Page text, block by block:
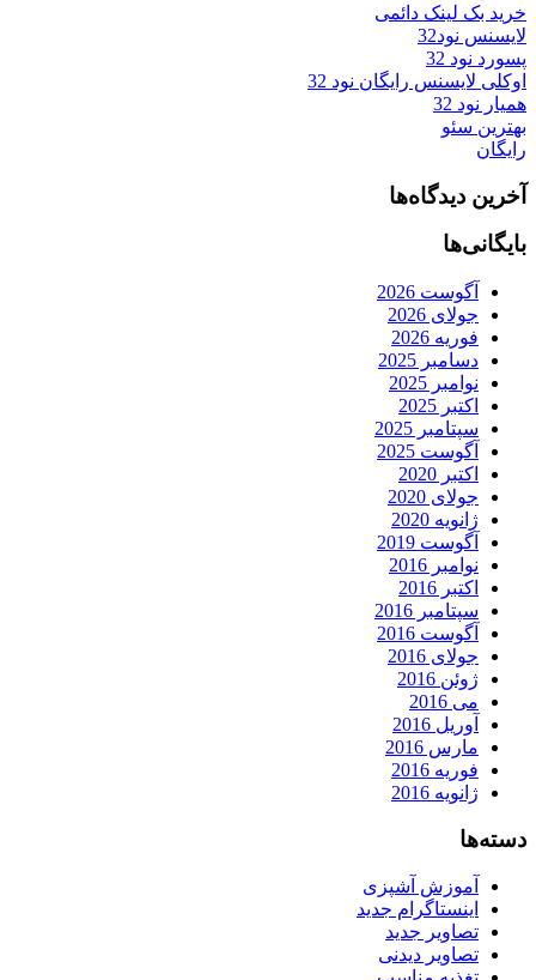
خرید بک لینک دائمی
لایسنس نود32
پسورد نود 32
اوکلی لایسنس رایگان نود 32
همیار نود 32
بهترین سئو
رایگان
آخرین دیدگاه‌ها
بایگانی‌ها
آگوست 2026
جولای 2026
فوریه 2026
دسامبر 2025
نوامبر 2025
اکتبر 2025
سپتامبر 2025
آگوست 2025
اکتبر 2020
جولای 2020
ژانویه 2020
آگوست 2019
نوامبر 2016
اکتبر 2016
سپتامبر 2016
آگوست 2016
جولای 2016
ژوئن 2016
می 2016
آوریل 2016
مارس 2016
فوریه 2016
ژانویه 2016
دسته‌ها
آموزش آشپزی
اینستاگرام جدید
تصاویر جدید
تصاویر دیدنی